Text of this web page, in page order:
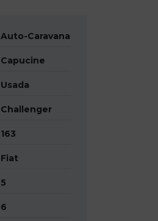
Auto-Caravana
Capucine
Usada
Challenger
163
Fiat
5
6